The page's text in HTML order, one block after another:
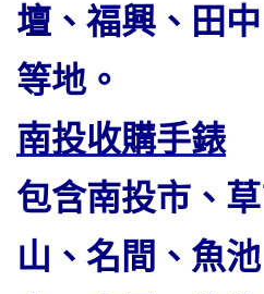
壇、福興、田
等地。
南投收購手錶
包含南投市、
山、名間、魚